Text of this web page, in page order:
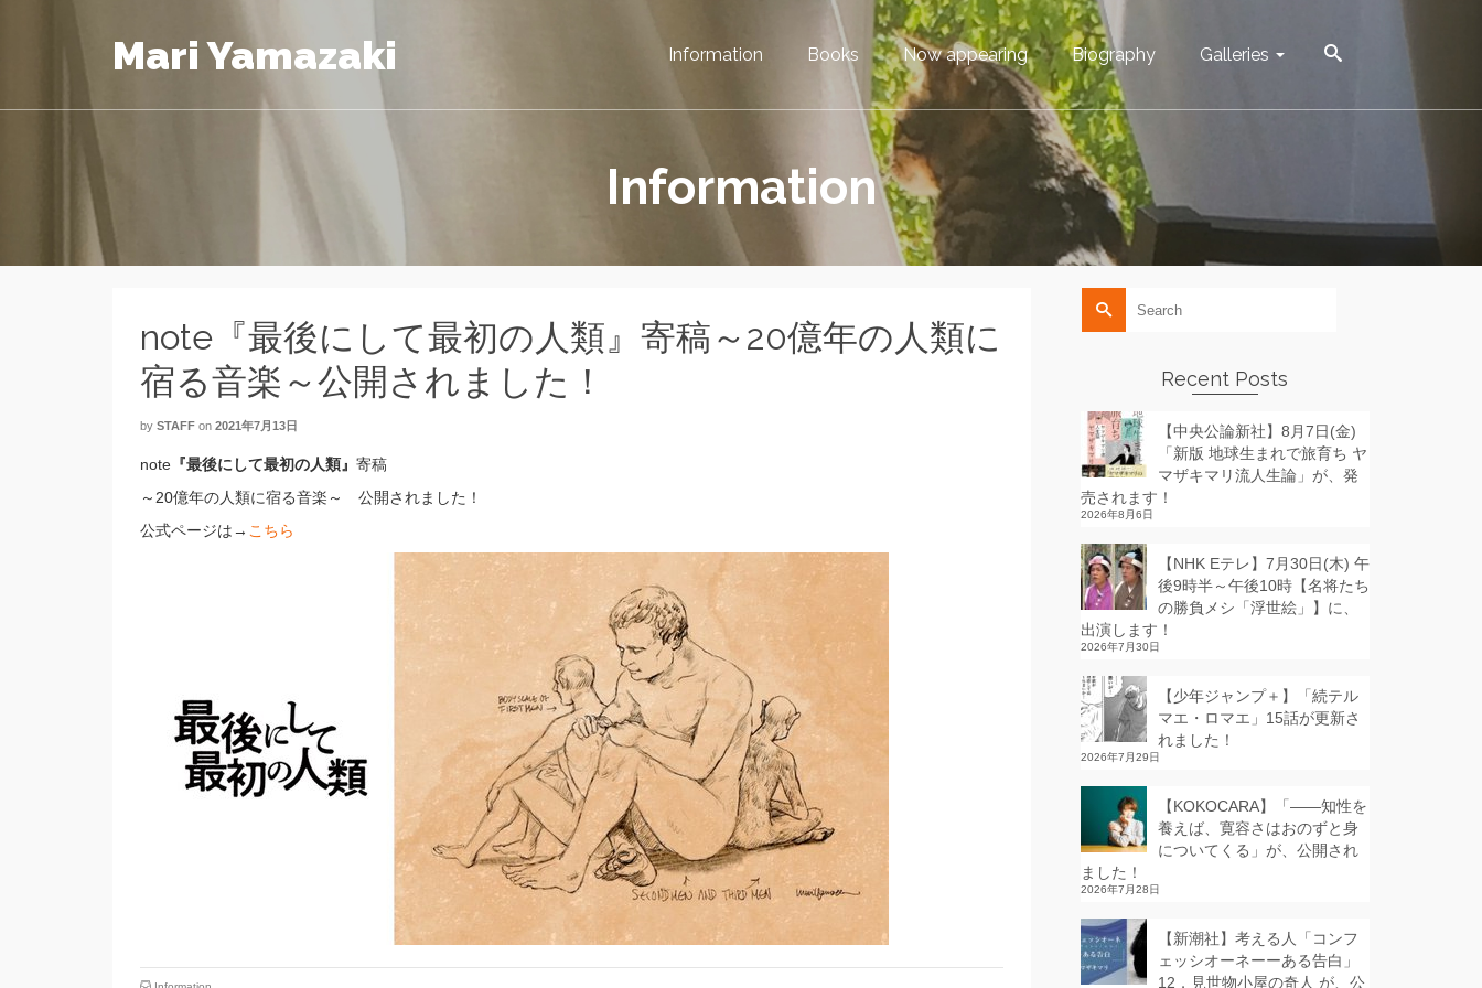
Mari Yamazaki Information Books Now appearing Biography Galleries
Information
note『最後にして最初の人類』寄稿～20億年の人類に
宿る音楽～公開されました！
by STAFF on 2021年7月13日
note 『最後にして最初の人類』 寄稿
～20億年の人類に宿る音楽～ 公開されました！
公式ページは→ こちら
Search
for:
Recent Posts
【中央公論新社】8月7日(金)
「新版 地球生まれで旅育ち ヤ
マザキマリ流人生論」が、発
売されます！
2026年8月6日
【NHK Eテレ】7月30日(木) 午
後9時半～午後10時【名将たち
の勝負メシ「浮世絵」】に、
出演します！
2026年7月30日
【少年ジャンプ＋】「続テル
マエ・ロマエ」15話が更新さ
れました！
2026年7月29日
【KOKOCARA】「——知性を
養えば、寛容さはおのずと身
についてくる」が、公開され
ました！
2026年7月28日
【新潮社】考える人「コンフ
ェッシオーネーーある告白」
12．見世物小屋の奇人 が、公